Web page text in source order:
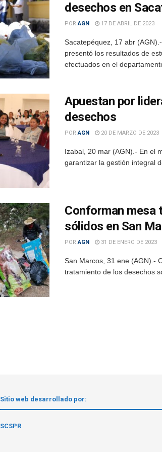
desechos en
POR AGN 17 DE ABRIL DE 2023
Sacatepéquez, 17 abr
presentó los resultados de
efectuados en el
Apuestan por
desechos
POR AGN 20 DE MARZO DE 2023
Izabal, 20 mar (AGN).- En el
garantizar la gestión integral
Conforman mesa
sólidos en San
POR AGN 31 DE ENERO DE 2023
San Marcos, 31 ene (AGN).-
tratamiento de los desechos
Sitio web desarrollado por:
SCSPR